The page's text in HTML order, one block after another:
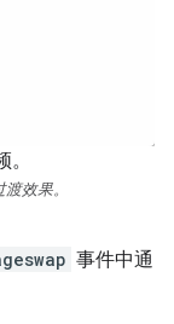
效果。
事件中通